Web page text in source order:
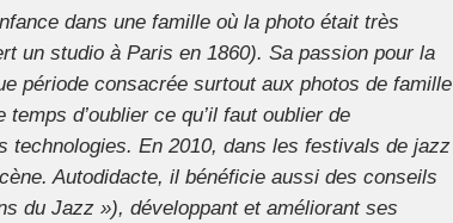
dans une famille où la photo était très
un studio à Paris en 1860). Sa passion pour la
période consacrée surtout aux photos de famille
d’oublier ce qu’il faut oublier de
technologies. En 2010, dans les festivals de jazz
Autodidacte, il bénéficie aussi des conseils
du Jazz »), développant et améliorant ses